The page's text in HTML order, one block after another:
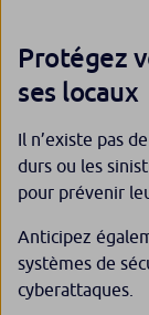
Protégez
ses locaux
Il n’existe pas
durs ou les
pour prévenir
Anticipez
systèmes de
cyberattaques.